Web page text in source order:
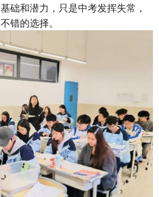
础和潜力，只是中考发挥失常，
错的选择。